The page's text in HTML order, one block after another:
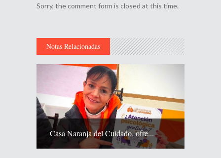
Sorry, the comment form is closed at this time.
Notas Relacionadas
Casa Naranja del Cuidado, ofre...